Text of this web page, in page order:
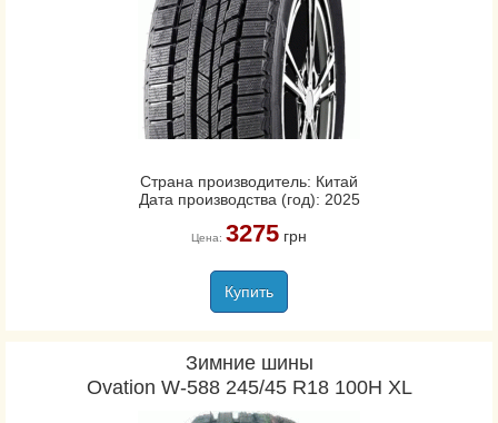
Страна производитель: Китай
Дата производства (год): 2025
Цена: 3275грн
Купить
Зимние шины
Ovation W-588 245/45 R18 100H XL